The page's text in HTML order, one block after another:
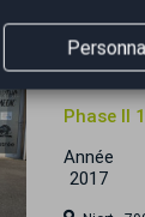
Peugeot
Phase II
Année
2017